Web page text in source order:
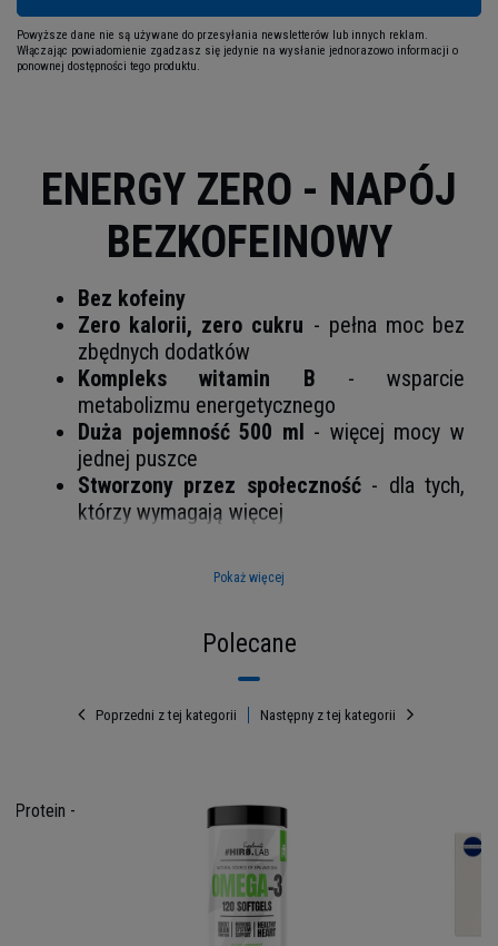
Powyższe dane nie są używane do przesyłania newsletterów lub innych reklam.
Włączając powiadomienie zgadzasz się jedynie na wysłanie jednorazowo informacji o
ponownej dostępności tego produktu.
ENERGY ZERO - NAPÓJ
BEZKOFEINOWY
Bez kofeiny
Zero kalorii, zero cukru - pełna moc bez
zbędnych dodatków
Kompleks witamin B - wsparcie
metabolizmu energetycznego
Duża pojemność 500 ml - więcej mocy w
jednej puszce
Stworzony przez społeczność- dla tych,
którzy wymagają więcej
Pokaż więcej
Polecane
Poprzedni z tej kategorii
Protein -
Następny z tej kategorii